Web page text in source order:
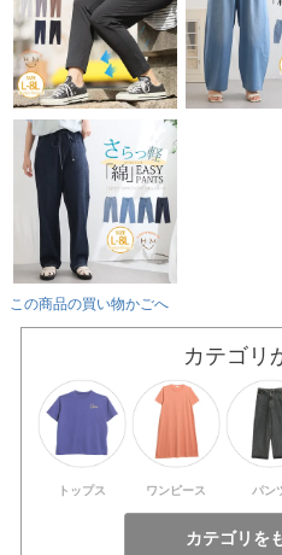
この商品の買い物かごへ
カテゴリ
トップス ワンピース パン